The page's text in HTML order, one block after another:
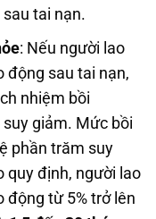
tai nạn.
: Nếu người lao
động sau tai nạn,
nhiệm bồi
giảm. Mức bồi
phần trăm suy
quy định, người lao
động từ 5% trở lên